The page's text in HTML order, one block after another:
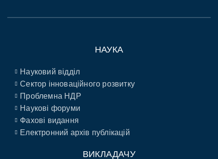
НАУКА
Науковий відділ
Сектор інноваційного розвитку
Проблемна НДР
Наукові форуми
Фахові видання
Електронний архів публікацій
ВИКЛАДАЧУ